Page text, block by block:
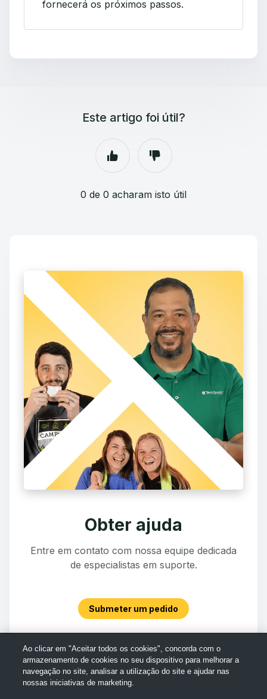
fornecerá os próximos passos.
Este artigo foi útil?
0 de 0 acharam isto útil
Obter ajuda
Entre em contato com nossa equipe dedicada
de especialistas em suporte.
Submeter um pedido
Ao clicar em "Aceitar todos os cookies", concorda com o
armazenamento de cookies no seu dispositivo para melhorar a
navegação no site, analisar a utilização do site e ajudar nas
nossas iniciativas de marketing.